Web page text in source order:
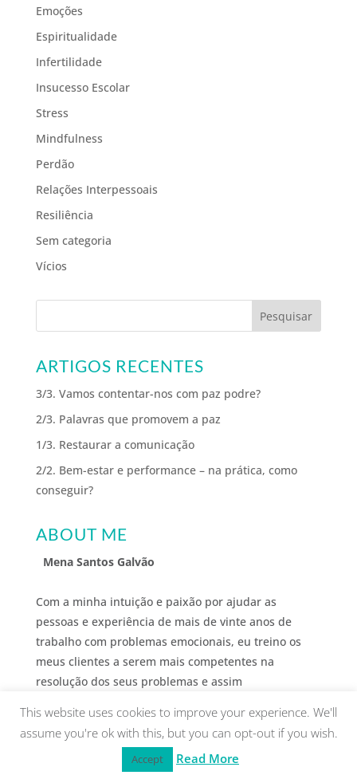
Emoções
Espiritualidade
Infertilidade
Insucesso Escolar
Stress
Mindfulness
Perdão
Relações Interpessoais
Resiliência
Sem categoria
Vícios
ARTIGOS RECENTES
3/3. Vamos contentar-nos com paz podre?
2/3. Palavras que promovem a paz
1/3. Restaurar a comunicação
2/2. Bem-estar e performance – na prática, como
conseguir?
ABOUT ME
Mena Santos Galvão
Com a minha intuição e paixão por ajudar as
pessoas e experiência de mais de vinte anos de
trabalho com problemas emocionais, eu treino os
meus clientes a serem mais competentes na
resolução dos seus problemas e assim
This website uses cookies to improve your experience. We'll
assume you're ok with this, but you can opt-out if you wish.
Accept Read More